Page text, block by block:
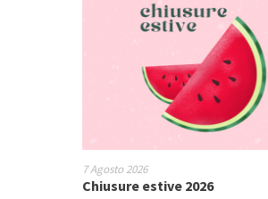
7 Agosto 2026
Chiusure estive 2026